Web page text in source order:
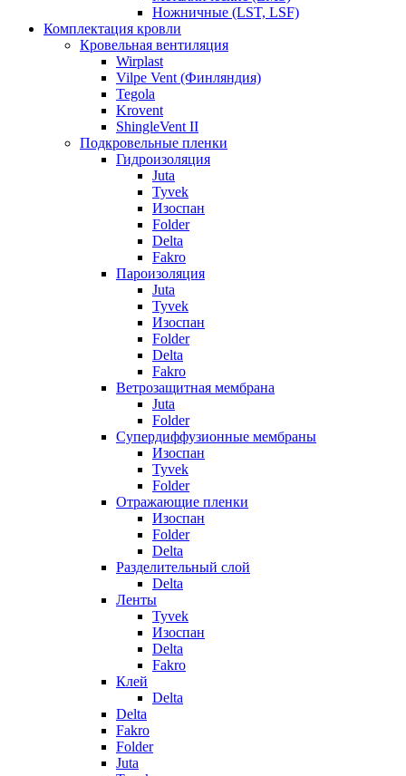
Ножничные (LST, LSF)
Комплектация кровли
Кровельная вентиляция
Wirplast
Vilpe Vent (Финляндия)
Tegola
Krovent
ShingleVent II
Подкровельные пленки
Гидроизоляция
Juta
Tyvek
Изоспан
Folder
Delta
Fakro
Пароизоляция
Juta
Tyvek
Изоспан
Folder
Delta
Fakro
Ветрозащитная мембрана
Juta
Folder
Супердиффузионные мембраны
Изоспан
Tyvek
Folder
Отражающие пленки
Изоспан
Folder
Delta
Разделительный слой
Delta
Ленты
Tyvek
Изоспан
Delta
Fakro
Клей
Delta
Delta
Fakro
Folder
Juta